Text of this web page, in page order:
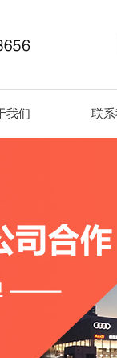
我们 联